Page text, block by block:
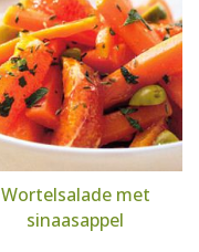
Wortelsalade met
sinaasappel